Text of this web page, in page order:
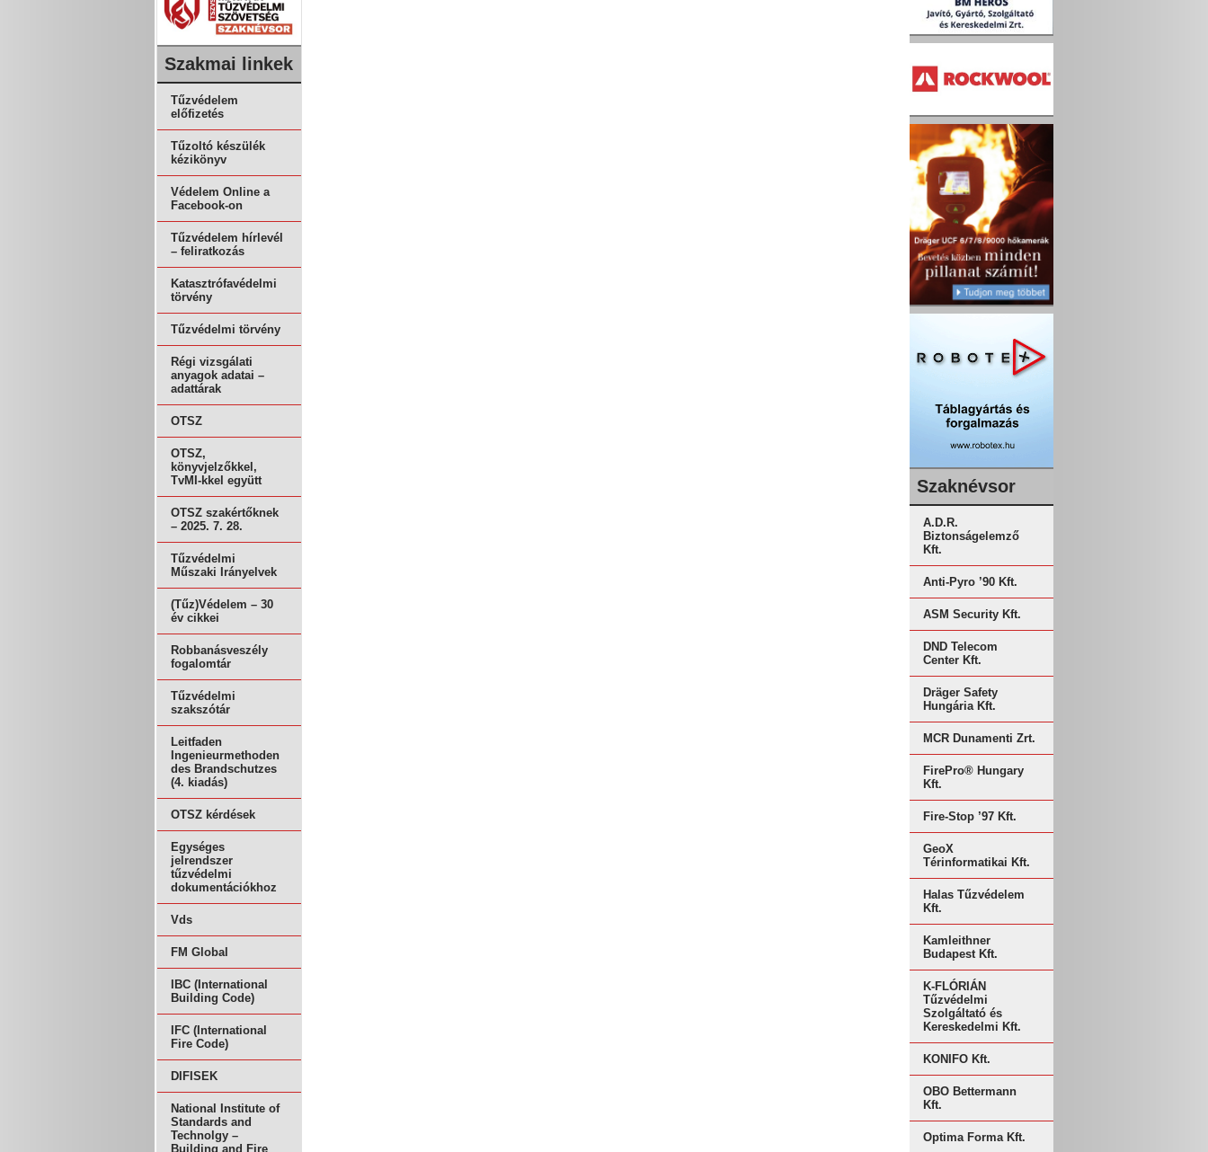
Szakmai linkek
Tűzvédelem
előfizetés
Tűzoltó készülék
kézikönyv
Védelem Online a
Facebook-on
Tűzvédelem hírlevél
– feliratkozás
Katasztrófavédelmi
törvény
Tűzvédelmi törvény
Régi vizsgálati
anyagok adatai –
adattárak
OTSZ
OTSZ,
könyvjelzőkkel,
TvMI-kkel együtt
OTSZ szakértőknek
– 2025. 7. 28.
Tűzvédelmi
Műszaki Irányelvek
(Tűz)Védelem – 30
év cikkei
Robbanásveszély
fogalomtár
Tűzvédelmi
szakszótár
Leitfaden
Ingenieurmethoden
des Brandschutzes
(4. kiadás)
OTSZ kérdések
Egységes
jelrendszer
tűzvédelmi
dokumentációkhoz
Vds
FM Global
IBC (International
Building Code)
IFC (International
Fire Code)
DIFISEK
National Institute of
Standards and
Technolgy –
Building and Fire
Szaknévsor
A.D.R.
Biztonságelemző
Kft.
Anti-Pyro ’90 Kft.
ASM Security Kft.
DND Telecom
Center Kft.
Dräger Safety
Hungária Kft.
MCR Dunamenti Zrt.
FirePro® Hungary
Kft.
Fire-Stop ’97 Kft.
GeoX
Térinformatikai Kft.
Halas Tűzvédelem
Kft.
Kamleithner
Budapest Kft.
K-FLÓRIÁN
Tűzvédelmi
Szolgáltató és
Kereskedelmi Kft.
KONIFO Kft.
OBO Bettermann
Kft.
Optima Forma Kft.